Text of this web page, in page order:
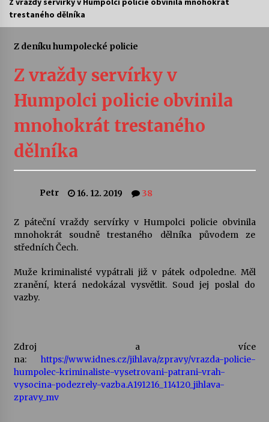
4. 8. 2026
Vernisáž výstavy Josefíny Duškové: Stávám se
kapkou
30. 7. 2026
Veselí muzikanti
šedesátka: 28. 7.–1. 8. 2026
Letní koncerty ve Stromovce: Kolchoz a
Letní koncerty ve Stromovce: Rufus Miller
22. 7. 2026
trestaného dělníka
Z deníku humpolecké policie
Z vraždy servírky v
Humpolci policie obvinila
mnohokrát trestaného
dělníka
Petr 16. 12. 2019 38
Z páteční vraždy servírky v Humpolci policie obvinila
mnohokrát soudně trestaného dělníka původem ze
středních Čech.
Muže kriminalisté vypátrali již v pátek odpoledne. Měl
zranění, která nedokázal vysvětlit. Soud jej poslal do
vazby.
Zdroj a více
na: https://www.idnes.cz/jihlava/zpravy/vrazda-policie-
humpolec-kriminaliste-vysetrovani-patrani-vrah-
vysocina-podezrely-vazba.A191216_114120_jihlava-
zpravy_mv